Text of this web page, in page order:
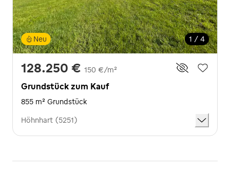
1 / 4
Neu
128.250 € 150 €/m²
Grundstück zum Kauf
855 m² Grundstück
Höhnhart (5251)